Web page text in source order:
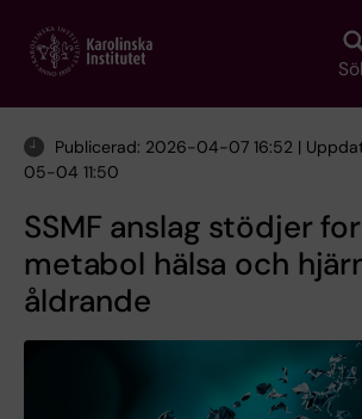
main
Publicerad: 2026-04-07 16:52 |
05-04 11:50
SSMF anslag stödjer
metabol hälsa och
åldrande